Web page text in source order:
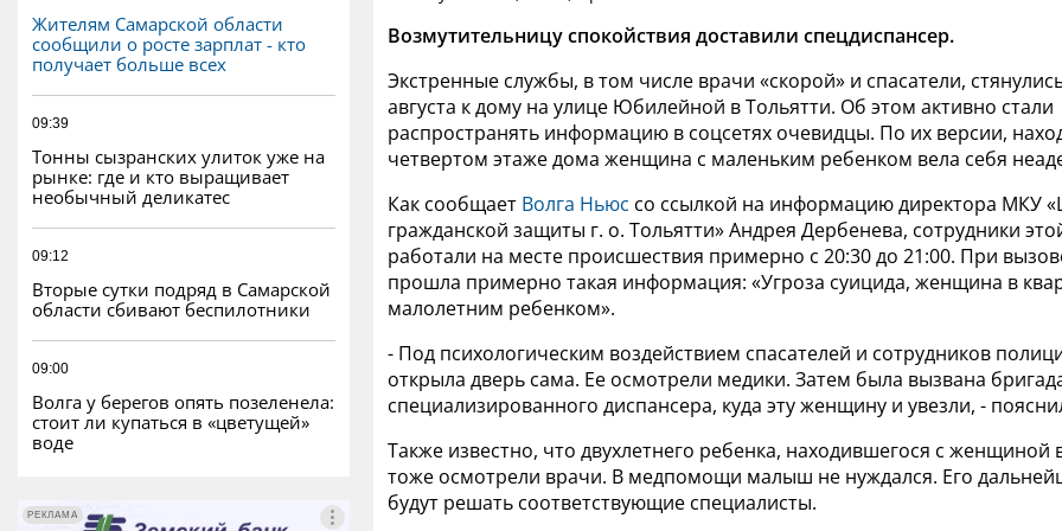
Жителям Самарской области
сообщили о росте зарплат - кто
получает больше всех
09:39
Тонны сызранских улиток уже на
рынке: где и кто выращивает
необычный деликатес
09:12
Вторые сутки подряд в Самарской
области сбивают беспилотники
09:00
Волга у берегов опять позеленела:
стоит ли купаться в «цветущей»
воде
РЕКЛАМА
РЕКЛАМА
Возмутительницу спокойствия доставили спецдиспансер.
Экстренные службы, в том числе врачи «скорой» и спасатели,
августа к дому на улице Юбилейной в Тольятти. Об этом активно стали
распространять информацию в соцсетях очевидцы. По их версии,
четвертом этаже дома женщина с маленьким ребенком вела себя
Как сообщает Волга Ньюс со ссылкой на информацию директора МКУ
гражданской защиты г. о. Тольятти» Андрея Дербенева, сотрудники
работали на месте происшествия примерно с 20:30 до 21:00. При
прошла примерно такая информация: «Угроза суицида, женщина в
малолетним ребенком».
- Под психологическим воздействием спасателей и сотрудников
открыла дверь сама. Ее осмотрели медики. Затем была вызвана
специализированного диспансера, куда эту женщину и увезли, -
Также известно, что двухлетнего ребенка, находившегося с женщиной
тоже осмотрели врачи. В медпомощи малыш не нуждался. Его
будут решать соответствующие специалисты.